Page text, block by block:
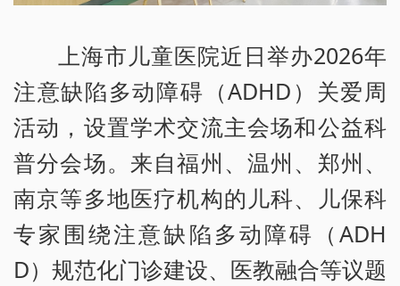
上海市儿童医院近日举办2026年
注意缺陷多动障碍（ADHD）关爱周
活动，设置学术交流主会场和公益科
普分会场。来自福州、温州、郑州、
南京等多地医疗机构的儿科、儿保科
专家围绕注意缺陷多动障碍（ADH
D）规范化门诊建设、医教融合等议题